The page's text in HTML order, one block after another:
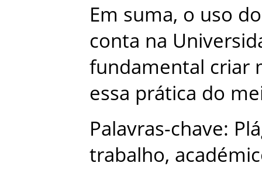
Em suma, o uso do
conta na
fundamental criar
essa prática do
Palavras-chave:
trabalho,